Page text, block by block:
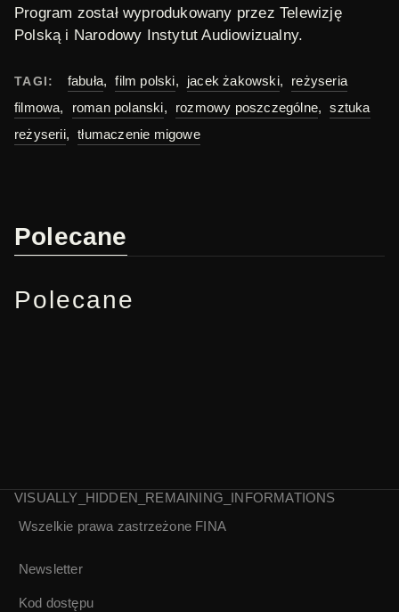
Program został wyprodukowany przez Telewizję
Polską i Narodowy Instytut Audiowizualny.
TAGI: fabuła, film polski, jacek żakowski,
reżyseria
filmowa, roman polanski, rozmowy poszczególne,
sztuka
reżyserii, tłumaczenie migowe
Polecane
Polecane
Monument | Nowe
Andrzej Seweryn |
VISUALLY_HIDDEN_REMAINING_INFORMATIONS
Wszelkie prawa zastrzeżone FINA
Newsletter
Kod dostępu